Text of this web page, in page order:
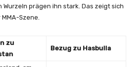
prägen ihn stark. Das zeigt sich
Szene.
zu
Bezug zu Hasbulla